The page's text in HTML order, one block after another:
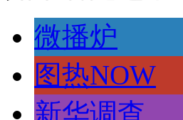
微播炉
图热NOW
新华调查